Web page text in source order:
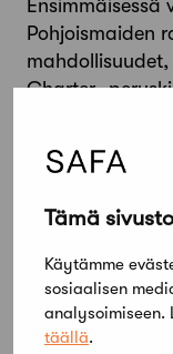
Tämä
Käytämme
sosiaalisen
analysoimiseen.
täällä.
Ensimmäisessä
Pohjoismaiden
Charter -
Built Charter -
lisääJulkaistu
Jaa artikkeli